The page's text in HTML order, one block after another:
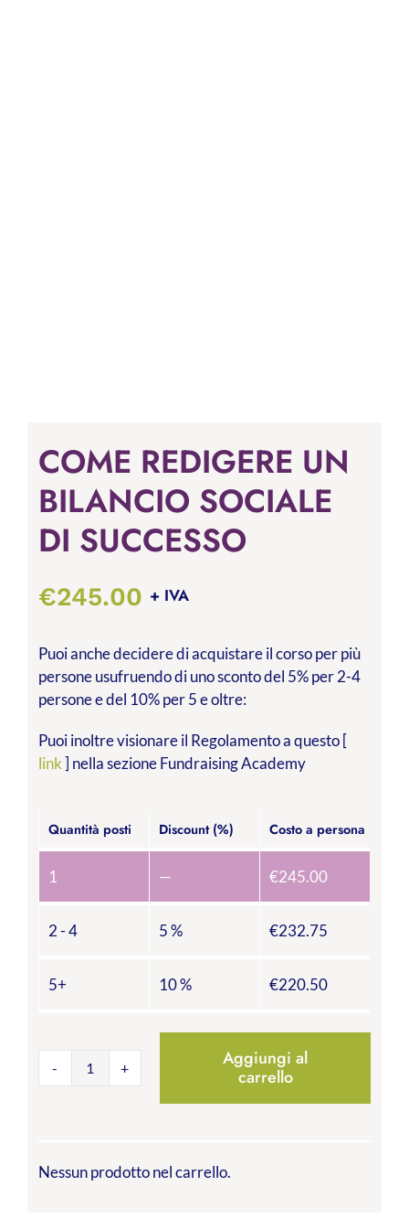
COME REDIGERE UN
BILANCIO SOCIALE
DI SUCCESSO
€245.00 + IVA
Puoi anche decidere di acquistare il corso per più
persone usufruendo di uno sconto del 5% per 2-4
persone e del 10% per 5 e oltre:
Puoi inoltre visionare il Regolamento a questo [
link] nella sezione Fundraising Academy
Quantità posti Discount (%) Costo a persona
1 — €245.00
2 - 4 5 % €232.75
5+ 10 % €220.50
COME
REDIGERE
SOCIALE
Aggiungi al
carrello
Nessun prodotto nel carrello.